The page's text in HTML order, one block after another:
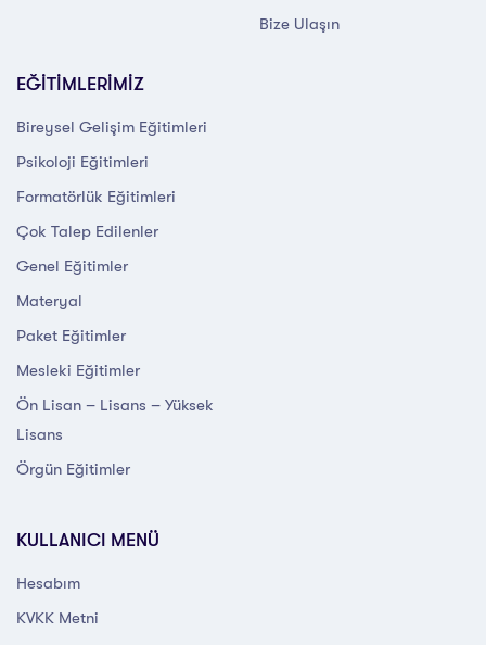
Bize Ulaşın
EĞİTİMLERİMİZ
Bireysel Gelişim Eğitimleri
Psikoloji Eğitimleri
Formatörlük Eğitimleri
Çok Talep Edilenler
Genel Eğitimler
Materyal
Paket Eğitimler
Mesleki Eğitimler
Ön Lisan – Lisans – Yüksek
Lisans
Örgün Eğitimler
KULLANICI MENÜ
Hesabım
KVKK Metni